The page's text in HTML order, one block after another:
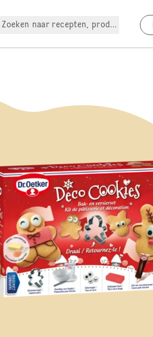
Zoeken naar recepten, producten, enz.